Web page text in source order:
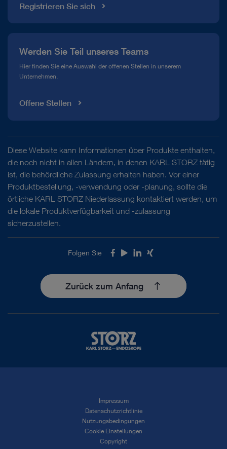
Registrieren Sie sich
Werden Sie Teil unseres Teams
Hier finden Sie eine Auswahl der offenen Stellen in unserem
Unternehmen.
Offene Stellen
Diese Website kann Informationen über Produkte enthalten,
die noch nicht in allen Ländern, in denen KARL STORZ tätig
ist, die behördliche Zulassung erhalten haben. Vor einer
Produktbestellung, -verwendung oder -planung, sollte die
örtliche KARL STORZ Niederlassung kontaktiert werden, um
die lokale Produktverfügbarkeit und -zulassung
sicherzustellen.
Folgen Sie Facebook
Youtube
LinkedIn
Xing
Zurück zum Anfang
Impressum
Datenschutzrichtlinie
Nutzungsbedingungen
Cookie Einstellungen
Copyright